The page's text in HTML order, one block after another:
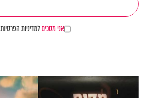
אני מסכיםלמדיניות הפרטיות